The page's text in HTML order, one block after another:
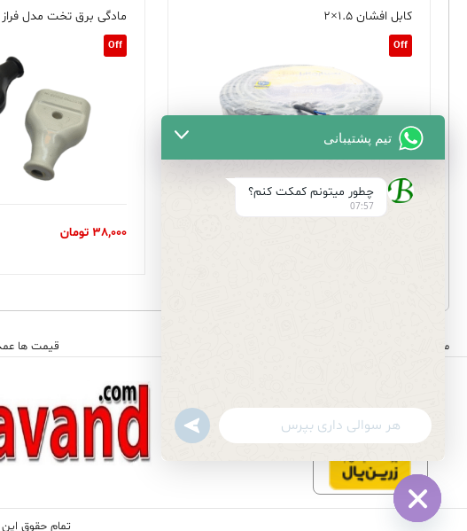
کابل افشان ۱.۵×۲
Off
مادگی برق تخت مدل فراز
Off
38,000 تومان
مجموعه ای کامل از لوازم لوله کشی و بهداشتی ساختمان قیمت ها عمده و دارای
تمام حقوق این Hide
تیم پشتیبانی
چطور میتونم کمکت کنم؟
07:57
WhatsApp
undefined